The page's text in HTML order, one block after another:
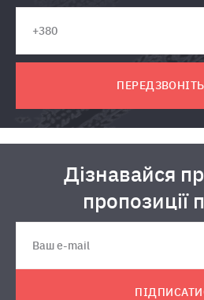
Дізнавайся
пропозиції